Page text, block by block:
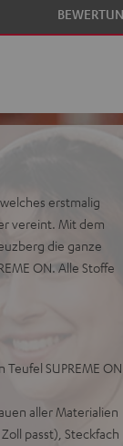
erstmalig
vereint. Mit dem
die ganze
ON. Alle Stoffe
SUPREME ON
aller Materialien
passt), Steckfach